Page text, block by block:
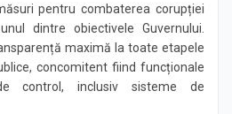
pentru combaterea corupției
dintre obiectivele Guvernului.
maximă la toate etapele
concomitent fiind funcționale
control, inclusiv sisteme de